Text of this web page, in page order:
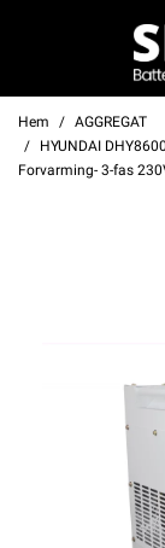
Hem
AGGREGAT
HYUNDAI
Forvarming- 3-fas